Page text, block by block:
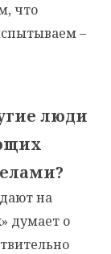
что
–
люди
на
думает о